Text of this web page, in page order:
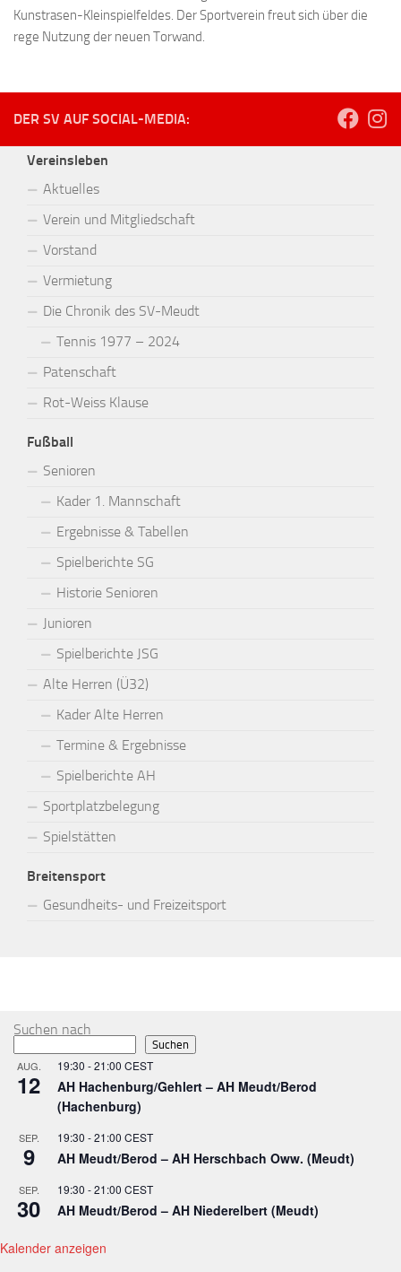
Kunstrasen-Kleinspielfeldes. Der Sportverein freut sich über die
rege Nutzung der neuen Torwand.
DER SV AUF SOCIAL-MEDIA:
Vereinsleben
Aktuelles
Verein und Mitgliedschaft
Vorstand
Vermietung
Die Chronik des SV-Meudt
Tennis 1977 – 2024
Patenschaft
Rot-Weiss Klause
Fußball
Senioren
Kader 1. Mannschaft
Ergebnisse & Tabellen
Spielberichte SG
Historie Senioren
Junioren
Spielberichte JSG
Alte Herren (Ü32)
Kader Alte Herren
Termine & Ergebnisse
Spielberichte AH
Sportplatzbelegung
Spielstätten
Breitensport
Gesundheits- und Freizeitsport
Suchen nach
Suchen
AUG.
12
19:30 -21:00 CEST
AH Hachenburg/Gehlert – AH Meudt/Berod
(Hachenburg)
SEP.
9
19:30 -21:00 CEST
AH Meudt/Berod – AH Herschbach Oww. (Meudt)
SEP.
30
19:30 -21:00 CEST
AH Meudt/Berod – AH Niederelbert (Meudt)
Kalender anzeigen